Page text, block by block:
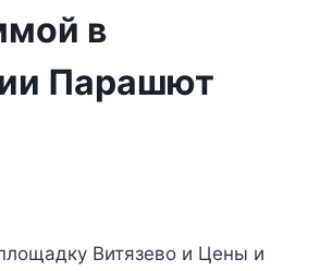
в
Парашют
Витязево и Цены и